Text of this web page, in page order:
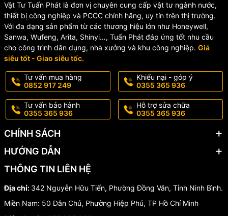
có mức giá thấp hơn đáng kể nhưng vẫn đáp ứng tốt nhu cầu sử
dụng trong gia đình và công trình dân dụng.
Không gỉ sét, chống ăn mòn
hiệu quả
Sản phẩm thường được sản xuất từ nhựa ABS, PVC hoặc
composite chất lượng cao, có khả năng chống ẩm, chống hóa
chất và chịu được điều kiện ngoài trời trong thời gian dài.
Trọng lượng nhẹ, dễ lắp đặt
Thiết kế gọn nhẹ giúp việc vận chuyển, thi công và thay thế trở
nên đơn giản hơn nhiều so với hộp kim loại nặng.
An toàn điện, cách điện tốt
Hộp nhựa không dẫn điện nên phù hợp lắp đặt tại các khu vực
gần nguồn điện hoặc khu kỹ thuật, hạn chế nguy cơ rò rỉ điện.
Vật Tư Tuấn Phát là đơn vị chuyên cung cấp vật tư ngành nước,
thiết bị công nghiệp và PCCC chính hãng, uy tín trên thị trường.
Với đa dạng sản phẩm từ các thương hiệu lớn như Honeywell,
Sanwa, Wufeng, Arita, Shinyi…, Tuấn Phát đáp ứng tốt nhu cầu
cho công trình dân dụng, nhà xưởng và khu công nghiệp. Giá
siêu tốt - Giao siêu tốc.
Tư vấn mua hàng
0852 917 249
Khiếu nại - góp ý
0355 365 936
Tư vấn bảo hành
0355 365 936
Hỗ trợ sửa chữa
0355 365 936
CHÍNH SÁCH
HƯỚNG DẪN
THÔNG TIN LIÊN HỆ
Địa chỉ: 342 Nguyễn Hữu Tiến, Phường Đồng Văn, Tỉnh Ninh Bình.
Miền Nam: 50 Dân Chủ, Phường Hiệp Phú, TP Hồ Chí Minh